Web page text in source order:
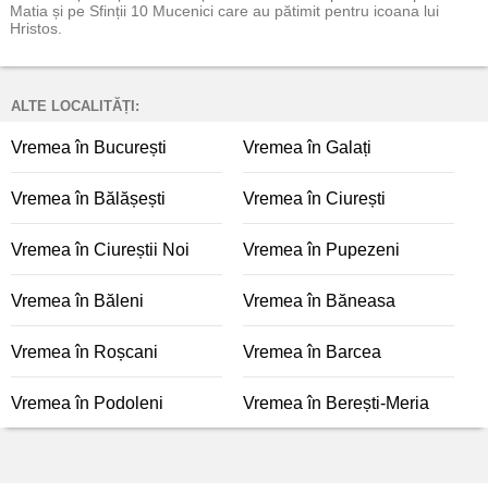
Matia și pe Sfinții 10 Mucenici care au pătimit pentru icoana lui
Hristos.
ALTE LOCALITĂȚI:
Vremea în București Vremea în Galați
Vremea în Bălășești Vremea în Ciurești
Vremea în Ciureștii Noi Vremea în Pupezeni
Vremea în Băleni Vremea în Băneasa
Vremea în Roșcani Vremea în Barcea
Vremea în Podoleni Vremea în Berești-Meria